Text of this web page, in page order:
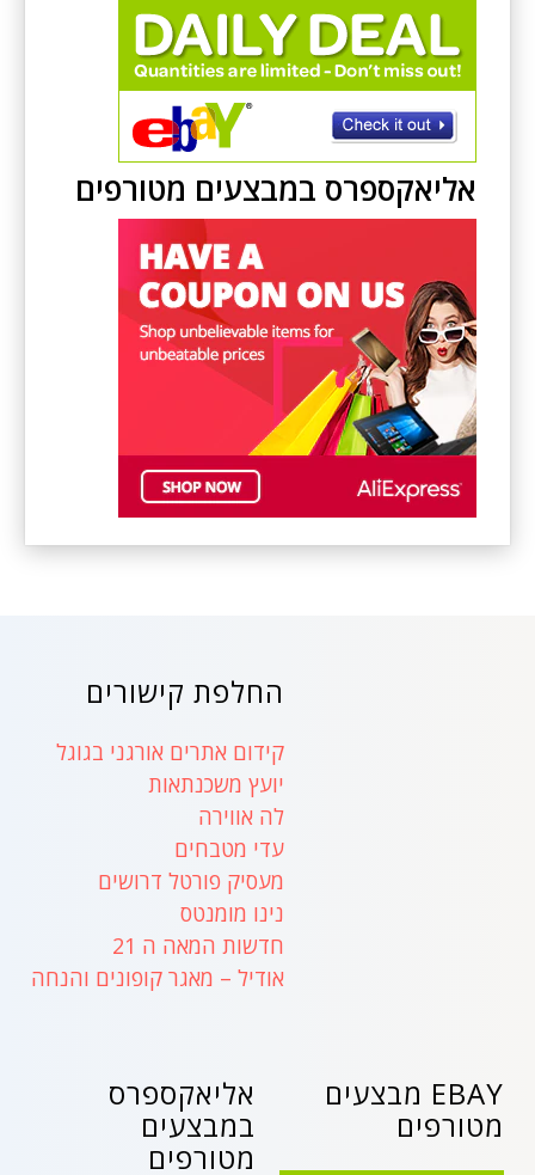
אליאקספרס במבצעים מטורפים
החלפת קישורים
קידום אתרים אורגני בגוגל
יועץ משכנתאות
לה אווירה
עדי מטבחים
מעסיק פורטל דרושים
נינו מומנטס
חדשות המאה ה 21
אודיל – מאגר קופונים והנחה
אליאקספרס
במבצעים
מטורפים
EBAY מבצעים
מטורפים